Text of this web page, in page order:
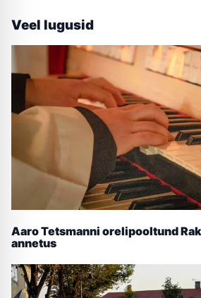
Veel lugusid
Aaro Tetsmanni orelipooltund
annetus